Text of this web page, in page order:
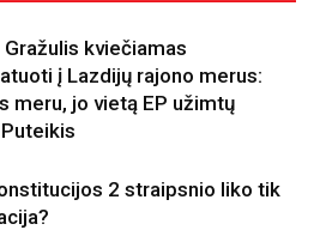
kviečiamas
į Lazdijų rajono merus:
meru, jo vietą EP užimtų
2 straipsnio liko tik